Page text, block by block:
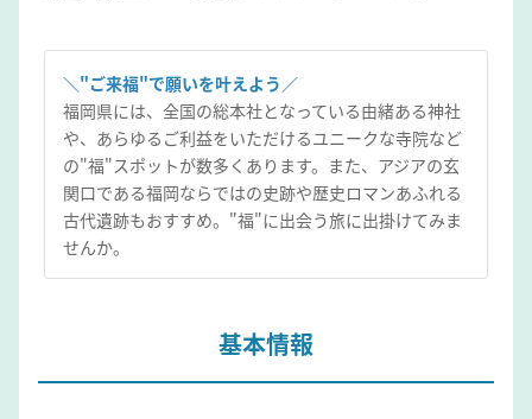
＼"ご来福"で願いを叶えよう／
福岡県には、全国の総本社となっている由緒ある神社
や、あらゆるご利益をいただけるユニークな寺院など
の"福"スポットが数多くあります。また、アジアの玄
関口である福岡ならではの史跡や歴史ロマンあふれる
古代遺跡もおすすめ。"福"に出会う旅に出掛けてみま
せんか。
基本情報